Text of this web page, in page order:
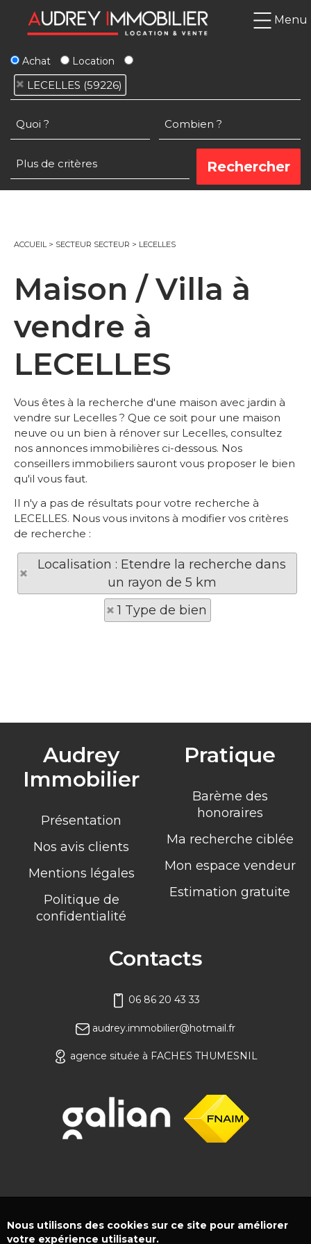
Menu
Achat Location
LECELLES (59226)
ACCUEIL> SECTEUR SECTEUR > LECELLES
Maison / Villa à
vendre à
LECELLES
Vous êtes à la recherche d'une maison avec jardin à
vendre sur Lecelles ? Que ce soit pour une maison
neuve ou un bien à rénover sur Lecelles, consultez
nos annonces immobilières ci-dessous. Nos
conseillers immobiliers sauront vous proposer le bien
qu'il vous faut.
Il n'y a pas de résultats pour votre recherche à
LECELLES. Nous vous invitons à modifier vos critères
de recherche :
Localisation : Etendre la recherche dans
un rayon de 5 km
1 Type de bien
Audrey
Immobilier
Présentation
Nos avis clients
Mentions légales
Politique de
confidentialité
Pratique
Barème des
honoraires
Ma recherche ciblée
Mon espace vendeur
Estimation gratuite
Contacts
06 86 20 43 33
audrey.immobilier@hotmail.fr
agence située à FACHES THUMESNIL
Nous utilisons des cookies sur ce site pour améliorer
votre expérience utilisateur.